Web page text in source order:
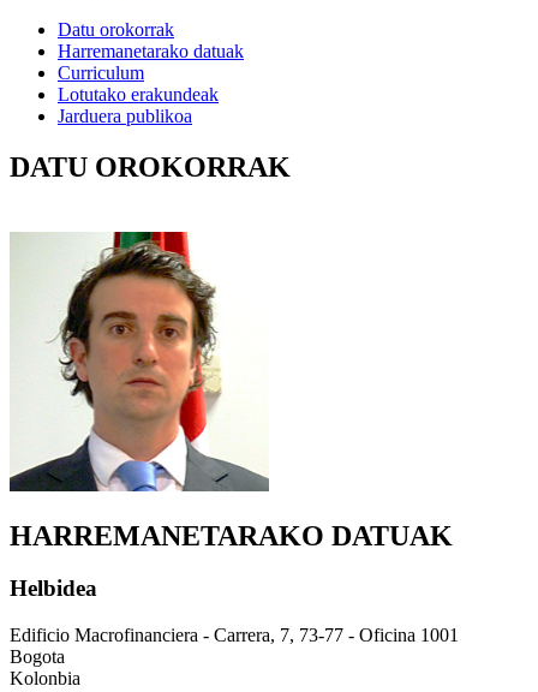
Datu orokorrak
Harremanetarako datuak
Curriculum
Lotutako erakundeak
Jarduera publikoa
DATU OROKORRAK
HARREMANETARAKO DATUAK
Helbidea
Edificio Macrofinanciera - Carrera, 7, 73-77 - Oficina 1001
Bogota
Kolonbia